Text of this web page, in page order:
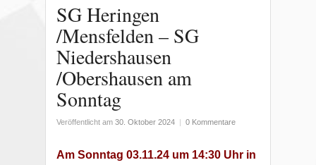
SG Heringen
/Mensfelden – SG
Niedershausen
/Obershausen am
Sonntag
Veröffentlicht am 30. Oktober 2024 0 Kommentare
Am Sonntag 03.11.24 um 14:30 Uhr in